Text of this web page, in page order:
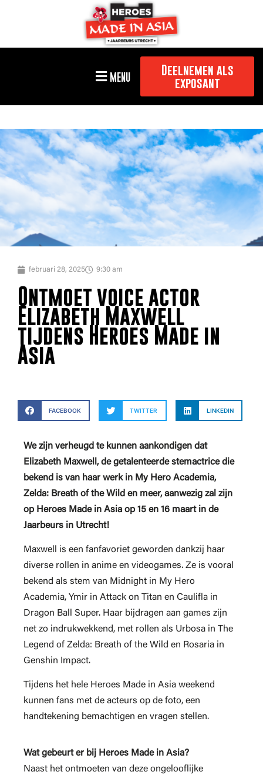
MENU
Deelnemen als
exposant
februari 28, 2025 9:30 am
Ontmoet voice actor
Elizabeth Maxwell
tijdens Heroes Made in
Asia
FACEBOOK TWITTER LINKEDIN
We zijn verheugd te kunnen aankondigen dat
Elizabeth Maxwell, de getalenteerde stemactrice die
bekend is van haar werk in My Hero Academia,
Zelda: Breath of the Wild en meer, aanwezig zal zijn
op Heroes Made in Asia op 15 en 16 maart in de
Jaarbeurs in Utrecht!
Maxwell is een fanfavoriet geworden dankzij haar
diverse rollen in anime en videogames. Ze is vooral
bekend als stem van Midnight in My Hero
Academia, Ymir in Attack on Titan en Caulifla in
Dragon Ball Super. Haar bijdragen aan games zijn
net zo indrukwekkend, met rollen als Urbosa in The
Legend of Zelda: Breath of the Wild en Rosaria in
Genshin Impact.
Tijdens het hele Heroes Made in Asia weekend
kunnen fans met de acteurs op de foto, een
handtekening bemachtigen en vragen stellen.
Wat gebeurt er bij Heroes Made in Asia?
Naast het ontmoeten van deze ongelooflijke